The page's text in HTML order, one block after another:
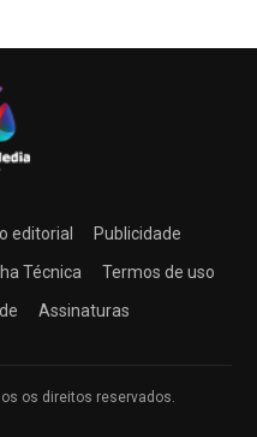
editorial
Publicidade
Técnica
Termos de uso
Assinaturas
os direitos reservados.